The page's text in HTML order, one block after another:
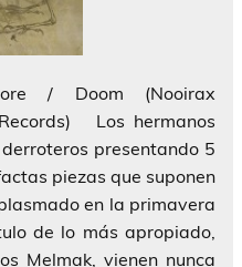
/ Doom (Nooirax
Los hermanos
presentando 5
piezas que suponen
en la primavera
de lo más apropiado,
Melmak, vienen nunca